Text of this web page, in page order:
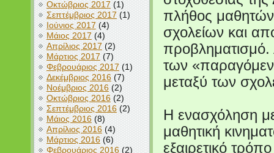
Οκτώβριος 2017(1)
Σεπτέμβριος 2017 (1)
Ιούνιος 2017 (4)
Μάιος 2017 (4)
Απρίλιος 2017 (2)
Μάρτιος 2017 (7)
Φεβρουάριος 2017(1)
Δεκέμβριος 2016(7)
Νοέμβριος 2016(2)
Οκτώβριος 2016(2)
Σεπτέμβριος 2016(2)
Μάιος 2016(8)
Απρίλιος 2016(4)
Μάρτιος 2016(6)
Φεβρουάριος 2016(2)
πλήθος
σχολείων και
των
μεταξύ των
Η ενασχόληση
μαθητική
εξαιρετικό